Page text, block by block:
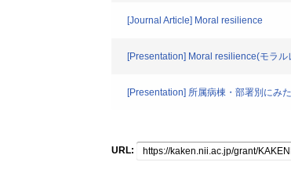
[Journal Article] Moral resilience
[Presentation] Moral resilience(モラ
[Presentation] 所属病棟・部署別にみ
URL: